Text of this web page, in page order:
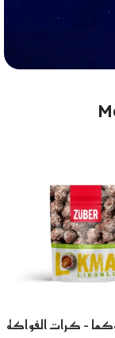
لوكما – كرات الفواكه